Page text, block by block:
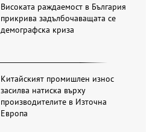
Високата раждаемост в България
прикрива задълбочаващата се
демографска криза
Китайският промишлен износ
засилва натиска върху
производителите в Източна
Европа